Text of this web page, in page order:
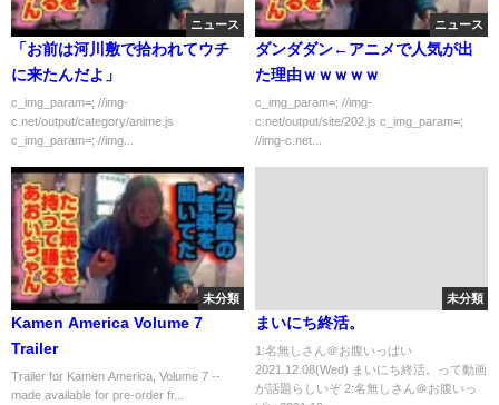
ニュース
「お前は河川敷で拾われてウチ
に来たんだよ」
c_img_param=; //img-
c.net/output/category/anime.js
c_img_param=; //img...
ニュース
ダンダダン←アニメで人気が出
た理由ｗｗｗｗｗ
c_img_param=; //img-
c.net/output/site/202.js c_img_param=;
//img-c.net...
未分類
Kamen America Volume 7
Trailer
Trailer for Kamen America, Volume 7 --
made available for pre-order fr...
未分類
まいにち終活。
1:名無しさん＠お腹いっぱい
2021.12.08(Wed) まいにち終活。って動画
が話題らしいぞ 2:名無しさん＠お腹いっ